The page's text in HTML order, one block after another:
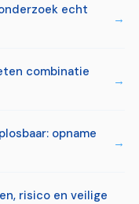
echt
combinatie
opname
risico en veilige